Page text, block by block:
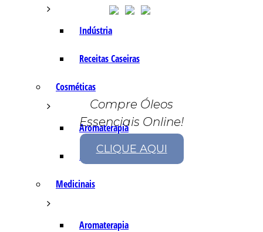
Indústria
Receitas Caseiras
Cosméticas
Aromaterapia
Fórmulas Caseiras
Medicinais
Aromaterapia
Compre Óleos
Essenciais Online!
CLIQUE AQUI